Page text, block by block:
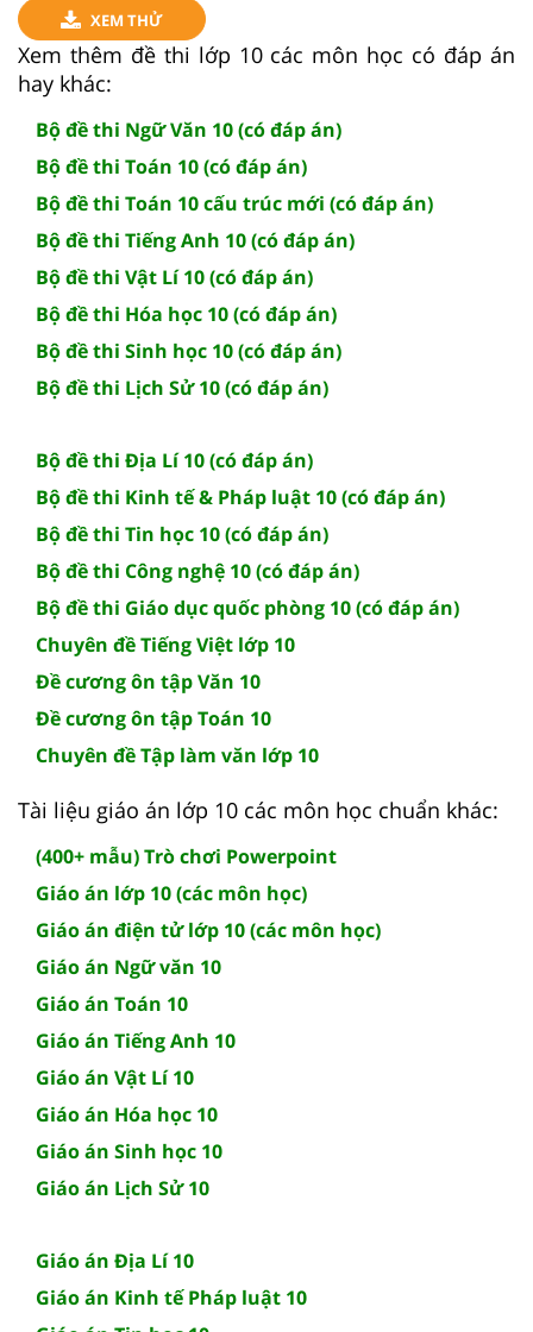
XEM THỬ
Xem thêm đề thi lớp 10 các môn học có đáp án
hay khác:
Bộ đề thi Ngữ Văn 10 (có đáp án)
Bộ đề thi Toán 10 (có đáp án)
Bộ đề thi Toán 10 cấu trúc mới (có đáp án)
Bộ đề thi Tiếng Anh 10 (có đáp án)
Bộ đề thi Vật Lí 10 (có đáp án)
Bộ đề thi Hóa học 10 (có đáp án)
Bộ đề thi Sinh học 10 (có đáp án)
Bộ đề thi Lịch Sử 10 (có đáp án)
Bộ đề thi Địa Lí 10 (có đáp án)
Bộ đề thi Kinh tế & Pháp luật 10 (có đáp án)
Bộ đề thi Tin học 10 (có đáp án)
Bộ đề thi Công nghệ 10 (có đáp án)
Bộ đề thi Giáo dục quốc phòng 10 (có đáp án)
Chuyên đề Tiếng Việt lớp 10
Đề cương ôn tập Văn 10
Đề cương ôn tập Toán 10
Chuyên đề Tập làm văn lớp 10
Tài liệu giáo án lớp 10 các môn học chuẩn khác:
(400+ mẫu) Trò chơi Powerpoint
Giáo án lớp 10 (các môn học)
Giáo án điện tử lớp 10 (các môn học)
Giáo án Ngữ văn 10
Giáo án Toán 10
Giáo án Tiếng Anh 10
Giáo án Vật Lí 10
Giáo án Hóa học 10
Giáo án Sinh học 10
Giáo án Lịch Sử 10
Giáo án Địa Lí 10
Giáo án Kinh tế Pháp luật 10